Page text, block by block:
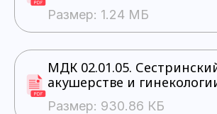
Размер: 1.24 МБ
МДК 02.01.05.
акушерстве и
Размер: 930.86 КБ